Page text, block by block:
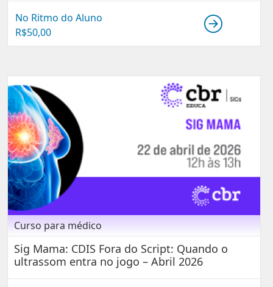
No Ritmo do Aluno
R$50,00
Curso para médico
Sig Mama: CDIS Fora do Script: Quando o
ultrassom entra no jogo – Abril 2026